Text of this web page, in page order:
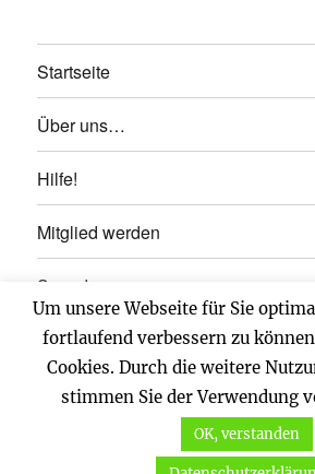
Startseite
Über uns…
Hilfe!
Mitglied werden
Spenden
Impressum
Datenschutz
Mit Stolz präsentiert
Um unsere Webseite für Sie
fortlaufend verbessern zu
Cookies. Durch die weitere
stimmen Sie der Verwendung
OK, verstanden